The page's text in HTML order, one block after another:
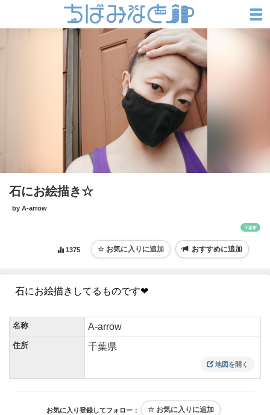
石にお絵描き☆
by A-arrow
千葉市
1375 おすすめに追加
石にお絵描きしてるものです❤
名称 A-arrow
住所 千葉県
地図を開く
お気に入り登録してフォロー：